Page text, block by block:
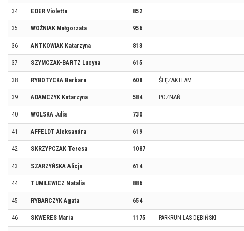
34 EDER Violetta 852
35 WOŹNIAK Małgorzata 956
36 ANTKOWIAK Katarzyna 813
37 SZYMCZAK-BARTZ Lucyna 615
38 RYBOTYCKA Barbara 608 ŚLĘZAKTEAM
39 ADAMCZYK Katarzyna 584 POZNAŃ
40 WOLSKA Julia 730
41 AFFELDT Aleksandra 619
42 SKRZYPCZAK Teresa 1087
43 SZARZYŃSKA Alicja 614
44 TUMILEWICZ Natalia 886
45 RYBARCZYK Agata 654
46 SKWERES Maria 1175 PARKRUN LAS DĘBIŃSKI